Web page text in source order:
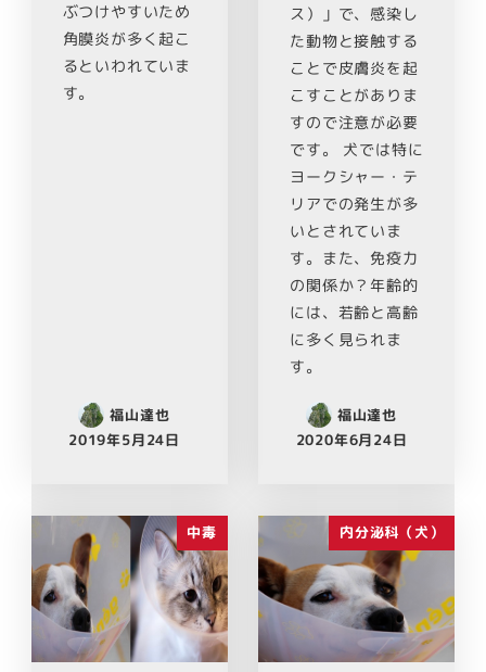
ぶつけやすいため
角膜炎が多く起こ
るといわれていま
す。
福山達也
2019年5月24日
ス）」で、感染し
た動物と接触する
ことで皮膚炎を起
こすことがありま
すので注意が必要
です。 犬では特に
ヨークシャー・テ
リアでの発生が多
いとされていま
す。また、免疫力
の関係か？年齢的
には、若齢と高齢
に多く見られま
す。
福山達也
2020年6月24日
中毒 内分泌科（犬）